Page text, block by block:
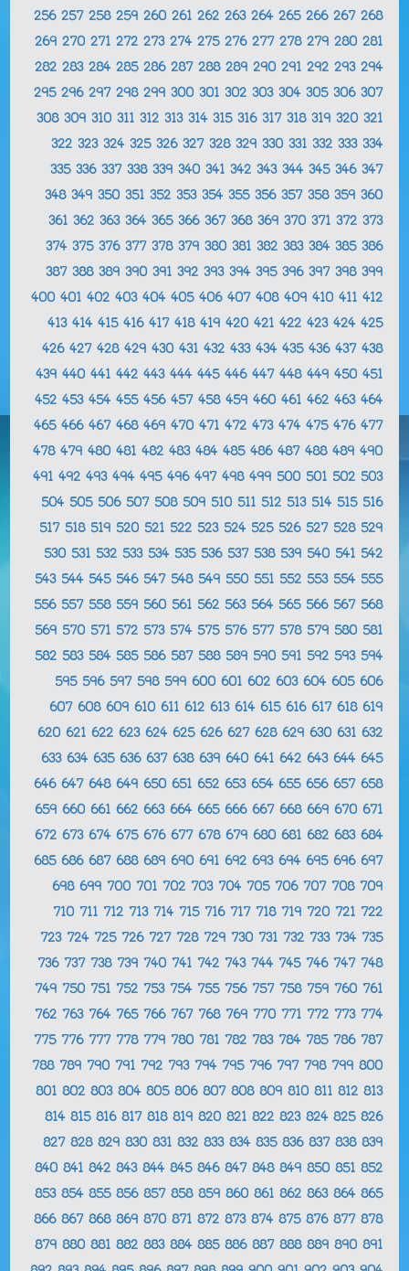
256 257 258 259 260 261 262 263 264 265 266 267 268
269 270 271 272 273 274 275 276 277 278 279 280 281
282 283 284 285 286 287 288 289 290 291 292 293 294
295 296 297 298 299 300 301 302 303 304 305 306 307
308 309 310 311 312 313 314 315 316 317 318 319 320 321
322 323 324 325 326 327 328 329 330 331 332 333 334
335 336 337 338 339 340 341 342 343 344 345 346 347
348 349 350 351 352 353 354 355 356 357 358 359 360
361 362 363 364 365 366 367 368 369 370 371 372 373
374 375 376 377 378 379 380 381 382 383 384 385 386
387 388 389 390 391 392 393 394 395 396 397 398 399
400 401 402 403 404 405 406 407 408 409 410 411 412
413 414 415 416 417 418 419 420 421 422 423 424 425
426 427 428 429 430 431 432 433 434 435 436 437 438
439 440 441 442 443 444 445 446 447 448 449 450 451
452 453 454 455 456 457 458 459 460 461 462 463 464
465 466 467 468 469 470 471 472 473 474 475 476 477
478 479 480 481 482 483 484 485 486 487 488 489 490
491 492 493 494 495 496 497 498 499 500 501 502 503
504 505 506 507 508 509 510 511 512 513 514 515 516
517 518 519 520 521 522 523 524 525 526 527 528 529
530 531 532 533 534 535 536 537 538 539 540 541 542
543 544 545 546 547 548 549 550 551 552 553 554 555
556 557 558 559 560 561 562 563 564 565 566 567 568
569 570 571 572 573 574 575 576 577 578 579 580 581
582 583 584 585 586 587 588 589 590 591 592 593 594
595 596 597 598 599 600 601 602 603 604 605 606
607 608 609 610 611 612 613 614 615 616 617 618 619
620 621 622 623 624 625 626 627 628 629 630 631 632
633 634 635 636 637 638 639 640 641 642 643 644 645
646 647 648 649 650 651 652 653 654 655 656 657 658
659 660 661 662 663 664 665 666 667 668 669 670 671
672 673 674 675 676 677 678 679 680 681 682 683 684
685 686 687 688 689 690 691 692 693 694 695 696 697
698 699 700 701 702 703 704 705 706 707 708 709
710 711 712 713 714 715 716 717 718 719 720 721 722
723 724 725 726 727 728 729 730 731 732 733 734 735
736 737 738 739 740 741 742 743 744 745 746 747 748
749 750 751 752 753 754 755 756 757 758 759 760 761
762 763 764 765 766 767 768 769 770 771 772 773 774
775 776 777 778 779 780 781 782 783 784 785 786 787
788 789 790 791 792 793 794 795 796 797 798 799 800
801 802 803 804 805 806 807 808 809 810 811 812 813
814 815 816 817 818 819 820 821 822 823 824 825 826
827 828 829 830 831 832 833 834 835 836 837 838 839
840 841 842 843 844 845 846 847 848 849 850 851 852
853 854 855 856 857 858 859 860 861 862 863 864 865
866 867 868 869 870 871 872 873 874 875 876 877 878
879 880 881 882 883 884 885 886 887 888 889 890 891